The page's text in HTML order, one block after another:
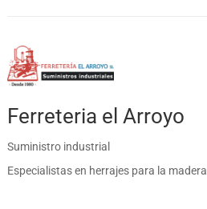
Ferreteria el Arroyo
Suministro industrial
Especialistas en herrajes para la madera